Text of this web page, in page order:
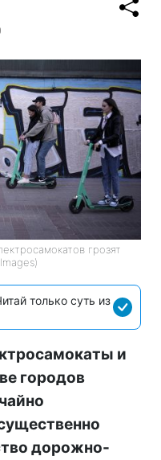
грозят
только суть из
и
городов
дорожно-